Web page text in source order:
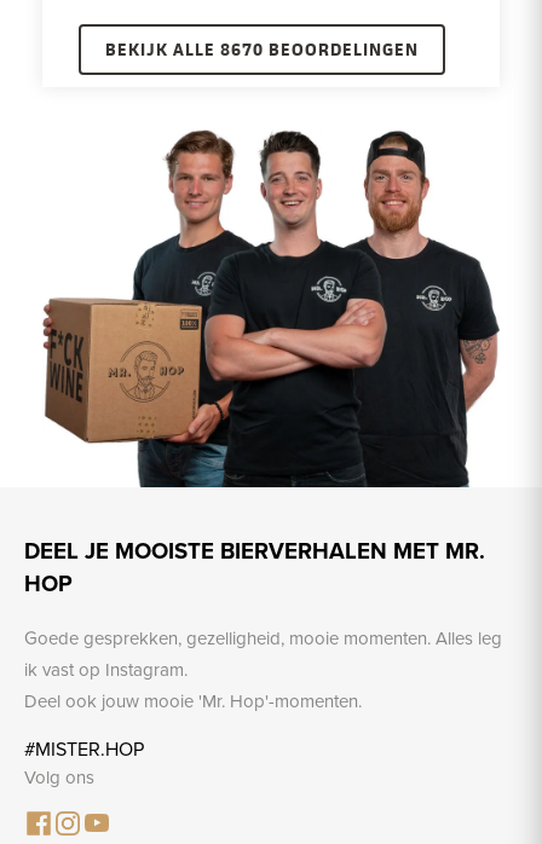
BEKIJK ALLE 8670 BEOORDELINGEN
DEEL JE MOOISTE BIERVERHALEN MET MR.
HOP
Goede gesprekken, gezelligheid, mooie momenten. Alles leg
ik vast op Instagram.
Deel ook jouw mooie 'Mr. Hop'-momenten.
#MISTER.HOP
Volg ons